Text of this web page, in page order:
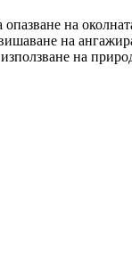
на
на
на